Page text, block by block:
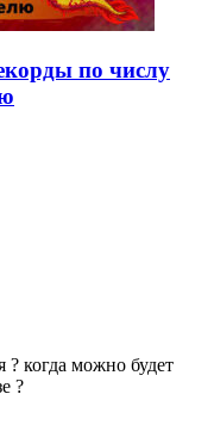
по числу
когда можно будет
?